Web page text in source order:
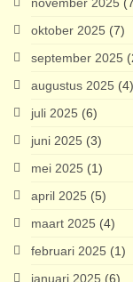
oktober 2025 (7)
september 2025
augustus 2025 (4)
juli 2025 (6)
juni 2025 (3)
mei 2025 (1)
april 2025 (5)
maart 2025 (4)
februari 2025 (1)
januari 2025 (6)